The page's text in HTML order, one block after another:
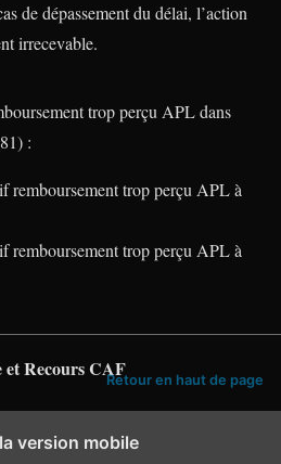
de dépassement du délai, l’action
irrecevable.
trop perçu APL dans
:
remboursement trop perçu APL à
remboursement trop perçu APL à
et Recours CAFRetour en haut de page
version mobile